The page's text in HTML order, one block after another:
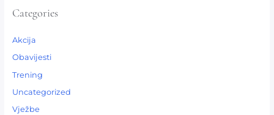
Categories
Akcija
Obavijesti
Trening
Uncategorized
Vježbe